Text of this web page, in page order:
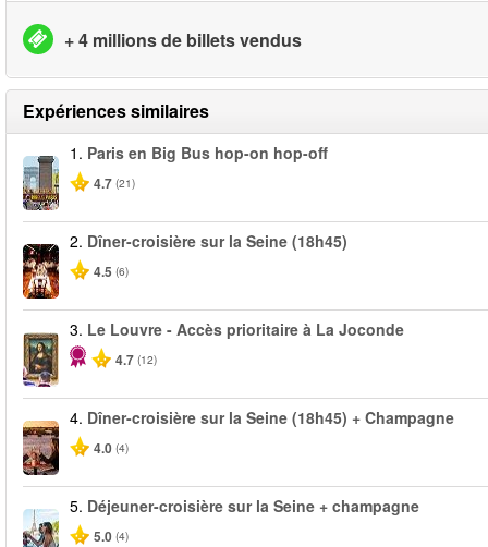
+ 4 millions de billets vendus
Expériences similaires
1. Paris en Big Bus hop-on hop-off
4.7 (21)
2. Dîner-croisière sur la Seine (18h45)
4.5 (6)
3. Le Louvre - Accès prioritaire à La Joconde
4.7 (12)
4. Dîner-croisière sur la Seine (18h45) + Champagne
4.0 (4)
5. Déjeuner-croisière sur la Seine + champagne
5.0 (4)